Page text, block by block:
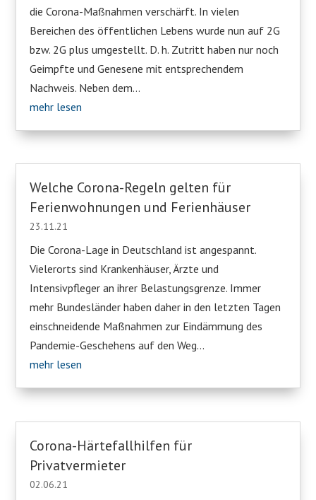
die Corona-Maßnahmen verschärft. In vielen
Bereichen des öffentlichen Lebens wurde nun auf 2G
bzw. 2G plus umgestellt. D. h. Zutritt haben nur noch
Geimpfte und Genesene mit entsprechendem
Nachweis. Neben dem...
mehr lesen
Welche Corona-Regeln gelten für
Ferienwohnungen und Ferienhäuser
23.11.21
Die Corona-Lage in Deutschland ist angespannt.
Vielerorts sind Krankenhäuser, Ärzte und
Intensivpfleger an ihrer Belastungsgrenze. Immer
mehr Bundesländer haben daher in den letzten Tagen
einschneidende Maßnahmen zur Eindämmung des
Pandemie-Geschehens auf den Weg...
mehr lesen
Corona-Härtefallhilfen für
Privatvermieter
02.06.21